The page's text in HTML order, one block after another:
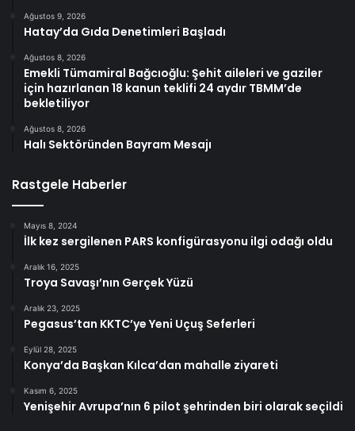
Ağustos 9, 2026
Hatay’da Gıda Denetimleri Başladı
Ağustos 8, 2026
Emekli Tümamiral Bağcıoğlu: Şehit aileleri ve gaziler
için hazırlanan 18 kanun teklifi 24 aydır TBMM’de
bekletiliyor
Ağustos 8, 2026
Halı Sektöründen Bayram Mesajı
Rastgele Haberler
Mayıs 8, 2024
İlk kez sergilenen PARS konfigürasyonu ilgi odağı oldu
Aralık 16, 2025
Troya Savaşı’nın Gerçek Yüzü
Aralık 23, 2025
Pegasus’tan KKTC’ye Yeni Uçuş Seferleri
Eylül 28, 2025
Konya’da Başkan Kılca’dan mahalle ziyareti
Kasım 6, 2025
Yenişehir Avrupa’nın 6 pilot şehrinden biri olarak seçildi